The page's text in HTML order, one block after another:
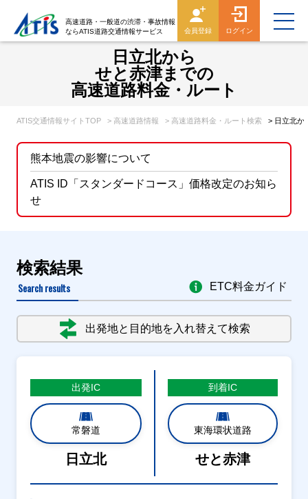
高速道路・一般道の渋滞・事故情報
ならATIS道路交通情報サービス
会員登録 ログイン
日立北から
せと赤津までの
高速道路料金・ルート
ATIS交通情報サイトTOP > 高速道路情報 > 高速道路料金・ルート検索 > 日立北か
熊本地震の影響について
ATIS ID「スタンダードコース」価格改定のお知ら
せ
検索結果
Search results
出発地と目的地を入れ替えて検索
ETC料金ガイド
出発IC
常磐道
日立北
到着IC
東海環状道路
せと赤津